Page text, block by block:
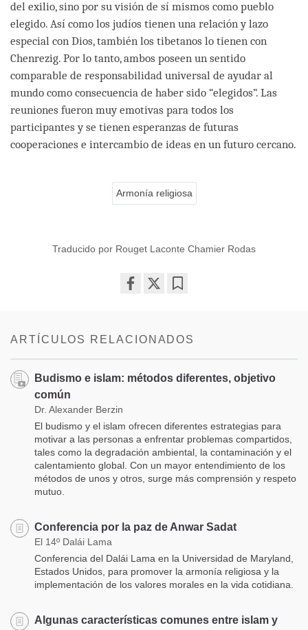
del exilio, sino por su visión de sí mismos como pueblo
elegido. Así como los judíos tienen una relación y lazo
especial con Dios, también los tibetanos lo tienen con
Chenrezig. Por lo tanto, ambos poseen un sentido
comparable de responsabilidad universal de ayudar al
mundo como consecuencia de haber sido “elegidos”. Las
reuniones fueron muy emotivas para todos los
participantes y se tienen esperanzas de futuras
cooperaciones e intercambio de ideas en un futuro cercano.
Armonía religiosa
Traducido por Rouget Laconte Chamier Rodas
ARTÍCULOS RELACIONADOS
Budismo e islam: métodos diferentes, objetivo
común
Dr. Alexander Berzin
El budismo y el islam ofrecen diferentes estrategias para
motivar a las personas a enfrentar problemas compartidos,
tales como la degradación ambiental, la contaminación y el
calentamiento global. Con un mayor entendimiento de los
métodos de unos y otros, surge más comprensión y respeto
mutuo.
Conferencia por la paz de Anwar Sadat
El 14º Dalái Lama
Conferencia del Dalái Lama en la Universidad de Maryland,
Estados Unidos, para promover la armonía religiosa y la
implementación de los valores morales en la vida cotidiana.
Algunas características comunes entre islam y